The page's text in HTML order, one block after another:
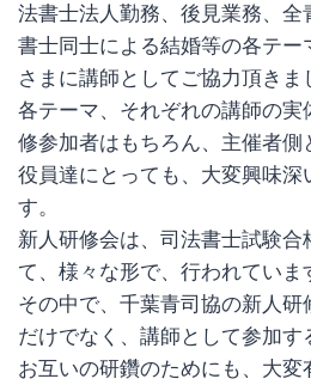
法書士法人勤務、後見業務、
書士同士による結婚等の各テー
さまに講師としてご協力頂きま
各テーマ、それぞれの講師の
修参加者はもちろん、主催者側
役員達にとっても、大変興味深
す。
新人研修会は、司法書士試験合
て、様々な形で、行われていま
その中で、千葉青司協の新人
だけでなく、講師として参加す
お互いの研鑽のためにも、大